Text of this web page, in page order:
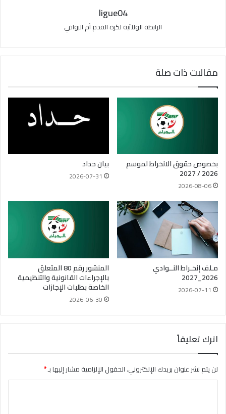
ligue04
الرابطة الولائية لكرة القدم أم البواقي
مقالات ذات صلة
بخصوص حقوق الانخراط لموسم
2026 / 2027
2026-08-06
بيان حداد
2026-07-31
مـلف إنخـراط النــوادي
2026_2027
2026-07-11
المنشور رقم 80 المتعلق
بالإجراءات القانونية والتنظيمية
الخاصة بطلبات الإجازات
2026-06-30
اترك تعليقاً
لن يتم نشر عنوان بريدك الإلكتروني.الحقول الإلزامية مشار إليها بـ*